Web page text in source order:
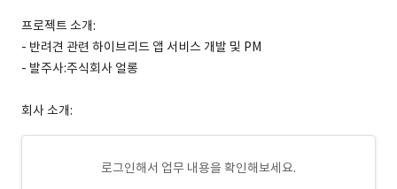
프로젝트 소개:
- 반려견 관련 하이브리드 앱 서비스 개발 및 PM
- 발주사:주식회사 얼롱
회사 소개:
로그인해서 업무 내용을 확인해보세요.